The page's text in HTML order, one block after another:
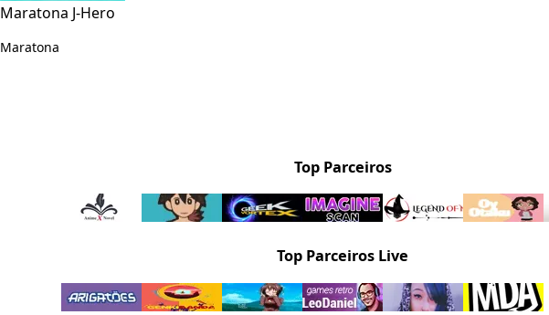
Maratona J-Hero
Maratona
Top Parceiros
Top Parceiros Live